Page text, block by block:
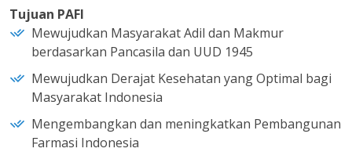
Tujuan PAFI
Mewujudkan Masyarakat Adil dan Makmur
berdasarkan Pancasila dan UUD 1945
Mewujudkan Derajat Kesehatan yang Optimal bagi
Masyarakat Indonesia
Mengembangkan dan meningkatkan Pembangunan
Farmasi Indonesia